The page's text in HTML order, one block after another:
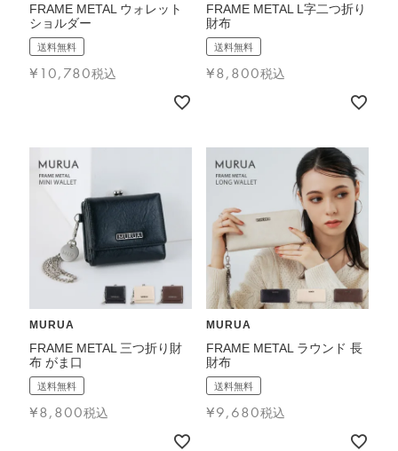
FRAME METAL ウォレット
ショルダー
送料無料
¥ 10,780税込
FRAME METAL L字二つ折り
財布
送料無料
¥8,800税込
MURUA
FRAME METAL 三つ折り財
布 がま口
送料無料
¥8,800税込
MURUA
FRAME METAL ラウンド 長
財布
送料無料
¥9,680税込